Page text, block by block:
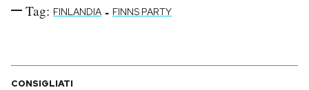
Tag: FINLANDIA - FINNS PARTY
CONSIGLIATI